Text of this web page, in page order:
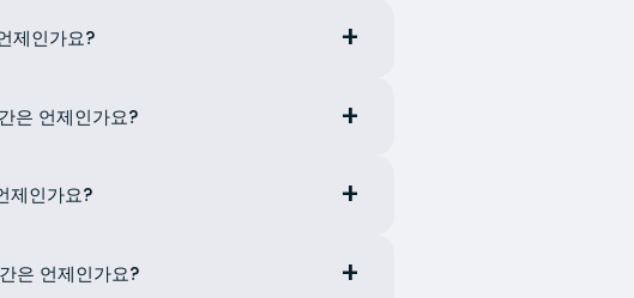
제인가요?
은 언제인가요?
제인가요?
은 언제인가요?